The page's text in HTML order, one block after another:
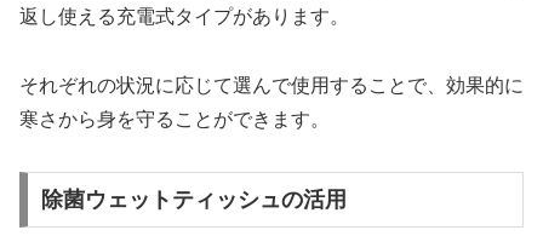
返し使える充電式タイプがあります。
それぞれの状況に応じて選んで使用することで、効果的に
寒さから身を守ることができます。
除菌ウェットティッシュの活用